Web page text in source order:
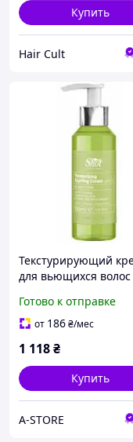
Купить
Hair Сult
Текстурирующий
для вьющихся волос
125 мл
Готово к отправке
от 186₴/мес
1 118₴
Купить
A-STORE